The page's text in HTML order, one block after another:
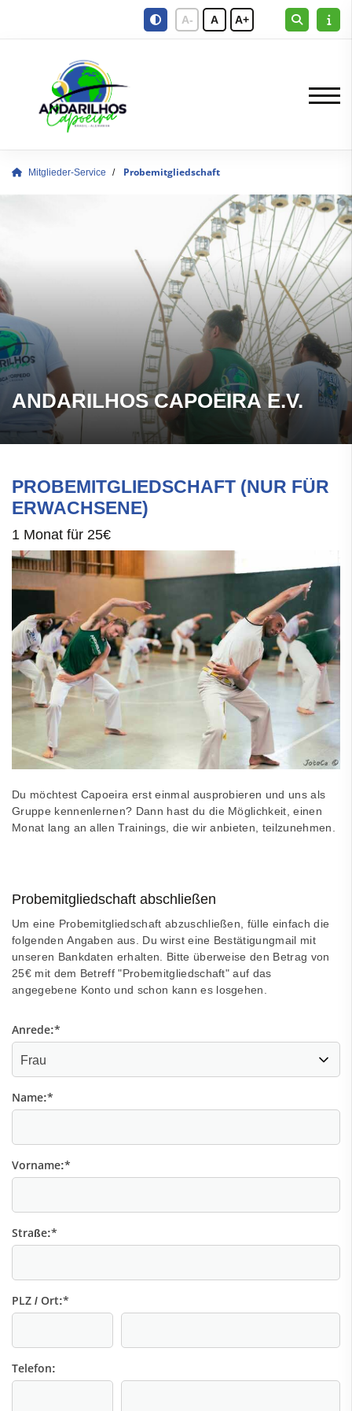
A- A A+
Mitglieder-Service Probemitgliedschaft
ANDARILHOS CAPOEIRA E.V.
PROBEMITGLIEDSCHAFT (NUR FÜR
ERWACHSENE)
1 Monat für 25€
Du möchtest Capoeira erst einmal ausprobieren und uns als
Gruppe kennenlernen? Dann hast du die Möglichkeit, einen
Monat lang an allen Trainings, die wir anbieten, teilzunehmen.
Probemitgliedschaft abschließen
Um eine Probemitgliedschaft abzuschließen, fülle einfach die
folgenden Angaben aus. Du wirst eine Bestätigungmail mit
unseren Bankdaten erhalten. Bitte überweise den Betrag von
25€ mit dem Betreff "Probemitgliedschaft" auf das
angegebene Konto und schon kann es losgehen.
Anrede:*
Name:*
Vorname:*
Straße:*
PLZ / Ort:*
Telefon: